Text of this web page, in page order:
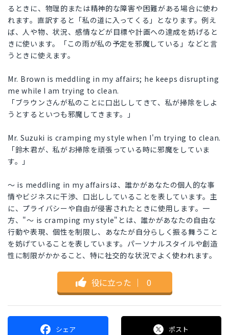
るときに、物理的または精神的な障害や困難がある場合に使わ
れます。直訳すると「私の道に入ってくる」となります。例え
ば、人や物、状況、感情などが目標や計画への達成を妨げると
きに使います。「この雨が私の予定を邪魔している」などと言
うときに使えます。
Mr. Brown is meddling in my affairs; he keeps disrupting
me while I am trying to clean.
「ブラウンさんが私のことに口出ししてきて、私が掃除をしよ
うとするといつも邪魔してきます。」
Mr. Suzuki is cramping my style when I'm trying to clean.
「鈴木君が、私がお掃除を頑張っている時に邪魔をしていま
す。」
～ is meddling in my affairsは、誰かがあなたの個人的な事
情やビジネスに干渉、口出ししていることを表しています。主
に、プライバシーや自由が侵害されたときに使用します。一
方、"～ is cramping my style"とは、誰かがあなたの自由な
行動や表現、個性を制限し、あなたが自分らしく振る舞うこと
を妨げていることを表しています。パーソナルスタイルや創造
性に制限がかかること、特に社交的な状況でよく使われます。
役に立った ｜ 0
シェア ポスト